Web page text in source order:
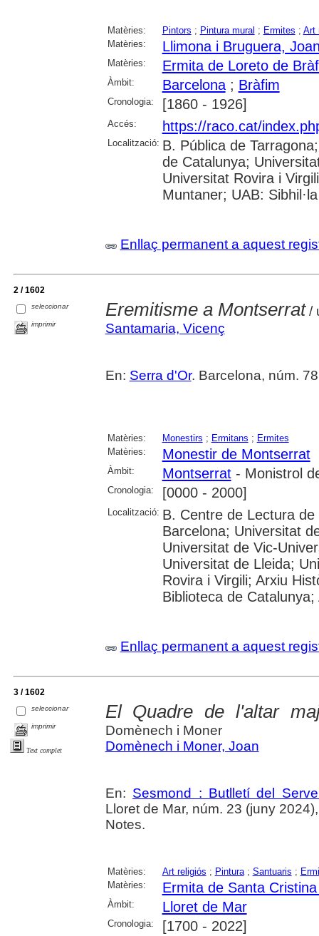
Matèries: Pintors ; Pintura mural ; Ermites ; Art
Matèries:
Llimona i Bruguera,
Matèries: Ermita de Loreto de
Àmbit: Barcelona; Bràfim
Cronologia: [1860 - 1926]
Accés: https://raco.cat/
Localització: B. Pública de
de Catalunya;
Universitat Rovira i
Muntaner; UAB: Sibhil·la
Enllaç permanent a aquest
2 / 1602
seleccionar
imprimir
Eremitisme a Montserrat/
Santamaria, Vicenç
En: Serra d'Or. Barcelona, núm.
Matèries: Monestirs ; Ermitans ; Ermites
Matèries:
Monestir de Montserrat
Àmbit: Montserrat- Monistrol
Cronologia: [0000 - 2000]
Localització: B. Centre de Lectura
Barcelona; Universitat
Universitat de Vic-
Universitat de Lleida;
Rovira i Virgili; Arxiu
Biblioteca de
Enllaç permanent a aquest
3 / 1602
seleccionar
imprimir
Text complet
El Quadre de l'altar
Domènech i Moner
Domènech i Moner, Joan
En: Sesmond : Butlletí del
Lloret de Mar, núm. 23 (juny
Notes.
Matèries: Art religiós ; Pintura; Santuaris ;
Matèries:
Ermita de Santa
Àmbit: Lloret de Mar
Cronologia: [1700 - 2022]